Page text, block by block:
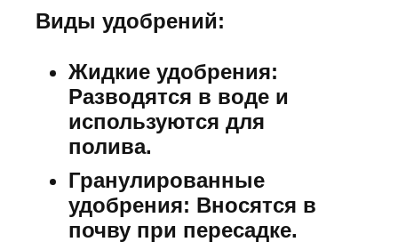
Виды удобрений:
Жидкие удобрения:
Разводятся в воде и
используются для
полива.
Гранулированные
удобрения: Вносятся в
почву при пересадке.